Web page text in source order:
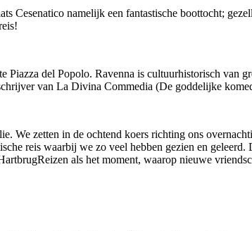
Cesenatico namelijk een fantastische boottocht;
Piazza del Popolo. Ravenna is cultuurhistorisch
van La Divina Commedia (De goddelijke
zetten in de ochtend koers richting ons
reis waarbij we zo veel hebben gezien en
als het moment, waarop nieuwe